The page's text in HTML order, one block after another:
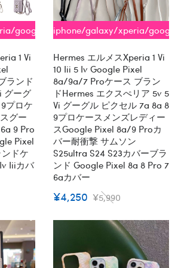
google
1 Vi
ランド
グーグ
プロケ
グー
9 Pro
Pixel
ドケ
Iiiカバ
iphone/galaxy/xperia/google
Hermes エルメスxperia 1 Vi
10 Iii 5 Iv Google Pixel
8a/9a/7 Proケース ブラン
ドHermes エクスぺリア 5v 5
Vi グーグル ピクセル 7a 8a 8
9プロケースメンズレディー
スGoogle Pixel 8a/9 Proカ
バー耐衝撃 サムソン
S25ultra S24 S23カバーブラ
ンド Google Pixel 8a 8 Pro 7
6aカバー
¥4,250 ¥5,990